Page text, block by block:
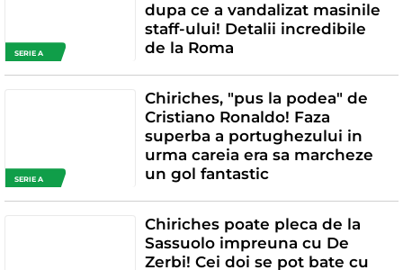
SERIE A
dupa ce a vandalizat masinile
staff-ului! Detalii incredibile
de la Roma
SERIE A
Chiriches, "pus la podea" de
Cristiano Ronaldo! Faza
superba a portughezului in
urma careia era sa marcheze
un gol fantastic
Chiriches poate pleca de la
Sassuolo impreuna cu De
Zerbi! Cei doi se pot bate cu